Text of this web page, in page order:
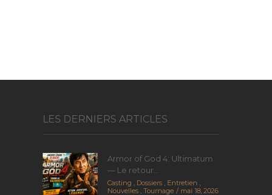
LES DERNIERS ARTICLES
Armor of God 4: Ultimatum
— Le retour...
Casting , Dossiers , Entretien ,
Nouvelles , Tournage mai 18, 2026